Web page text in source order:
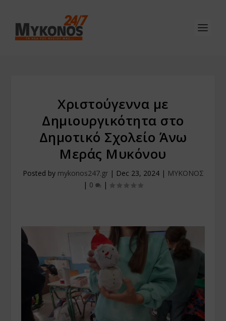
Χριστούγεννα με
Δημιουργικότητα στο
Δημοτικό Σχολείο Άνω
Μεράς Μυκόνου
Posted by mykonos247.gr| Dec 23, 2024| ΜΥΚΟΝΟΣ
| 0 |